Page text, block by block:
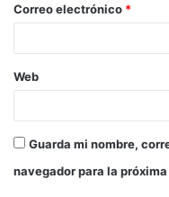
Correo electrónico *
Web
Guarda mi nombre,
navegador para la